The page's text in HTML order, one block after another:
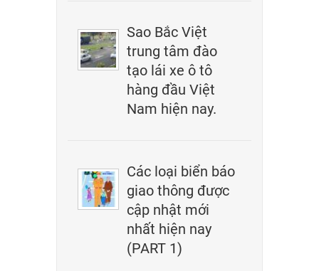
Sao Bắc Việt
trung tâm đào
tạo lái xe ô tô
hàng đầu Việt
Nam hiện nay.
Các loại biển báo
giao thông được
cập nhật mới
nhất hiện nay
(PART 1)